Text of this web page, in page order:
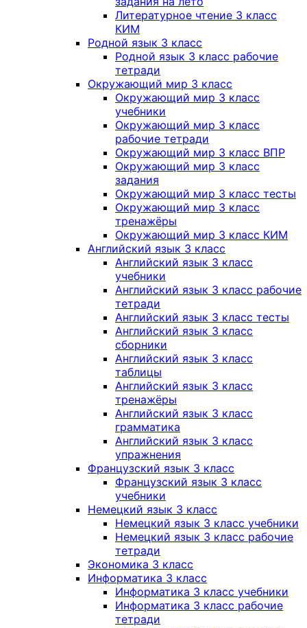
Литературное чтение 3 класс
КИМ
Родной язык 3 класс
Родной язык 3 класс рабочие
тетради
Окружающий мир 3 класс
Окружающий мир 3 класс
учебники
Окружающий мир 3 класс
рабочие тетради
Окружающий мир 3 класс ВПР
Окружающий мир 3 класс
задания
Окружающий мир 3 класс тесты
Окружающий мир 3 класс
тренажёры
Окружающий мир 3 класс КИМ
Английский язык 3 класс
Английский язык 3 класс
учебники
Английский язык 3 класс рабочие
тетради
Английский язык 3 класс тесты
Английский язык 3 класс
сборники
Английский язык 3 класс
таблицы
Английский язык 3 класс
тренажёры
Английский язык 3 класс
грамматика
Английский язык 3 класс
упражнения
Французский язык 3 класс
Французский язык 3 класс
учебники
Немецкий язык 3 класс
Немецкий язык 3 класс учебники
Немецкий язык 3 класс рабочие
тетради
Экономика 3 класс
Информатика 3 класс
Информатика 3 класс учебники
Информатика 3 класс рабочие
тетради